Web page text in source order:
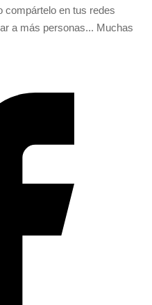
compártelo en tus redes
a más personas... Muchas